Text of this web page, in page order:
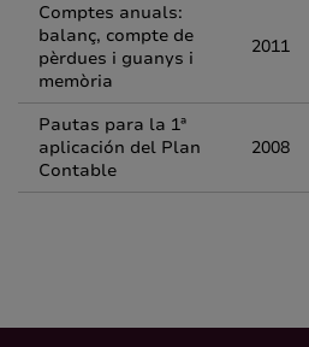
Comptes anuals:
balanç, compte de
pèrdues i guanys i
memòria
2011
Pautas para la 1ª
aplicación del Plan
Contable
2008